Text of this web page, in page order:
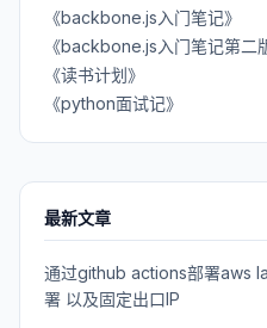
《backbone.js入门笔记》
《backbone.js入门笔记第二
《读书计划》
《python面试记》
最新文章
通过github actions部署aws
署 以及固定出口IP